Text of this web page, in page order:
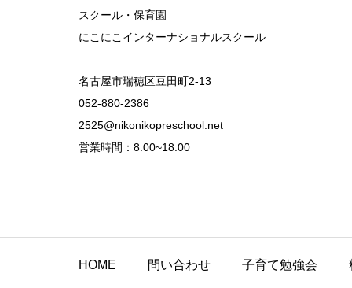
スクール・保育園
にこにこインターナショナルスクール
名古屋市瑞穂区豆田町2-13
052-880-2386
2525@nikonikopreschool.net
営業時間：8:00~18:00
HOME 問い合わせ 子育て勉強会